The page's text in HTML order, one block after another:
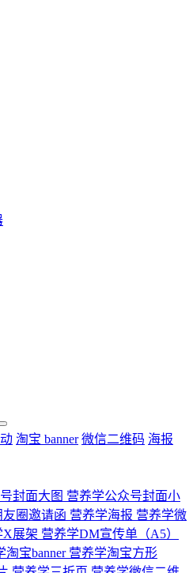
淘宝 banner 微信二维码 海报
封面大图 营养学公众号封面小
友圈邀请函 营养学海报 营养学微
X展架 营养学DM宣传单（A5）
淘宝banner 营养学淘宝方形